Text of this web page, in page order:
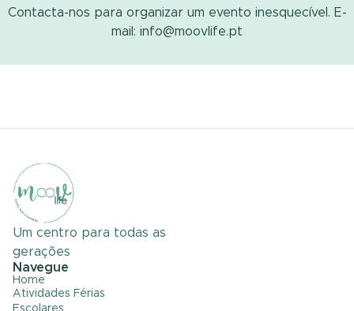
Contacta-nos para organizar um evento inesquecível. E-
mail: info@moovlife.pt
Um centro para todas as
gerações
Navegue
Home
Atividades Férias
Escolares